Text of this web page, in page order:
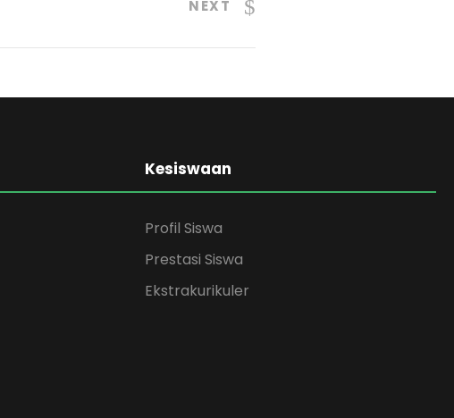
NEXT
Kesiswaan
Profil Siswa
Prestasi Siswa
Ekstrakurikuler